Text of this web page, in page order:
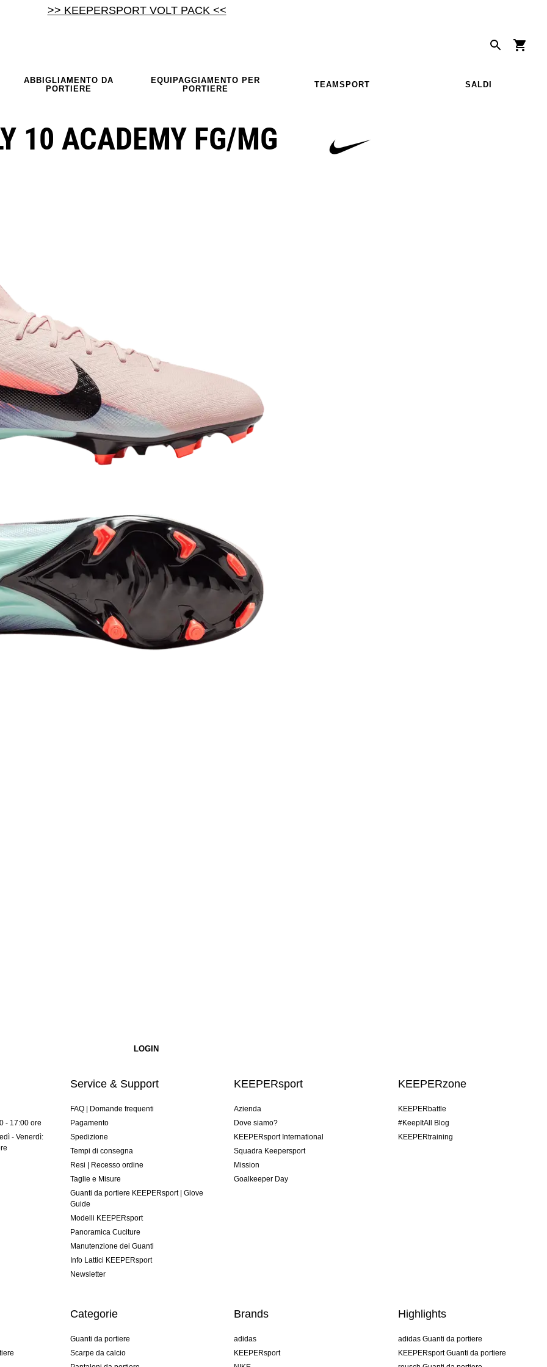
>> KEEPERSPORT VOLT PACK <<
ABBIGLIAMENTO DA
PORTIERE
EQUIPAGGIAMENTO PER
PORTIERE
TEAMSPORT SALDI
10 ACADEMY FG/MG
- 17:00 ore
- Venerdì:
Service & Support
FAQ | Domande frequenti
Pagamento
Spedizione
Tempi di consegna
Resi | Recesso ordine
Taglie e Misure
Guanti da portiere KEEPERsport | Glove
Guide
Modelli KEEPERsport
Panoramica Cuciture
Manutenzione dei Guanti
Info Lattici KEEPERsport
Newsletter
KEEPERsport
Azienda
Dove siamo?
KEEPERsport International
Squadra Keepersport
Mission
Goalkeeper Day
KEEPERzone
KEEPERbattle
#KeepItAll Blog
KEEPERtraining
Categorie
Guanti da portiere
Scarpe da calcio
Brands
adidas
KEEPERsport
Highlights
adidas Guanti da portiere
KEEPERsport Guanti da portiere